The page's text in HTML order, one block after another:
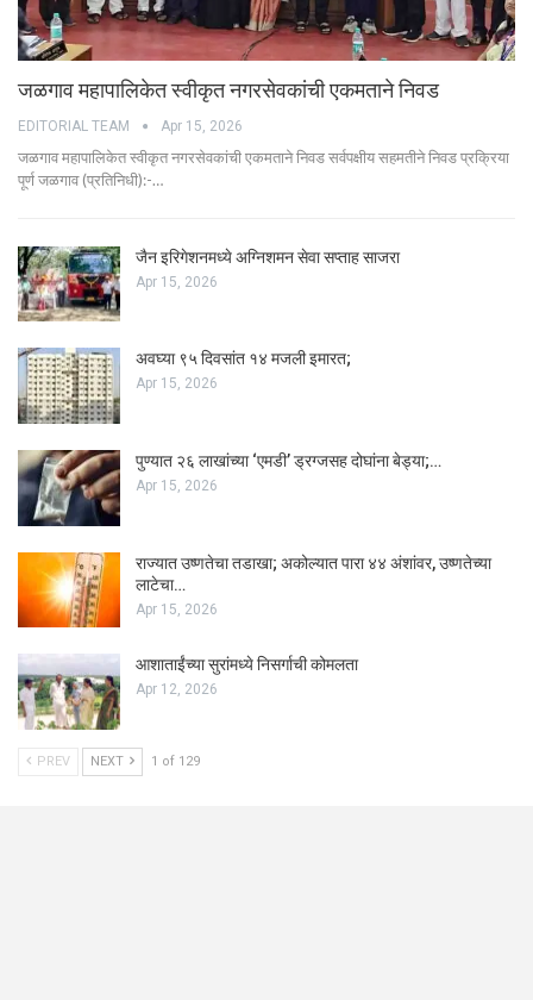
जळगाव महापालिकेत स्वीकृत नगरसेवकांची एकमताने निवड
EDITORIAL TEAM Apr 15, 2026
जळगाव महापालिकेत स्वीकृत नगरसेवकांची एकमताने निवड सर्वपक्षीय सहमतीने निवड प्रक्रिया
पूर्ण जळगाव (प्रतिनिधी):-…
जैन इरिगेशनमध्ये अग्निशमन सेवा सप्ताह साजरा
Apr 15, 2026
अवघ्या ९५ दिवसांत १४ मजली इमारत;
Apr 15, 2026
पुण्यात २६ लाखांच्या ‘एमडी’ ड्रग्जसह दोघांना बेड्या;…
Apr 15, 2026
राज्यात उष्णतेचा तडाखा; अकोल्यात पारा ४४ अंशांवर, उष्णतेच्या
लाटेचा…
Apr 15, 2026
आशाताईंच्या सुरांमध्ये निसर्गाची कोमलता
Apr 12, 2026
PREV NEXT 1 of 129